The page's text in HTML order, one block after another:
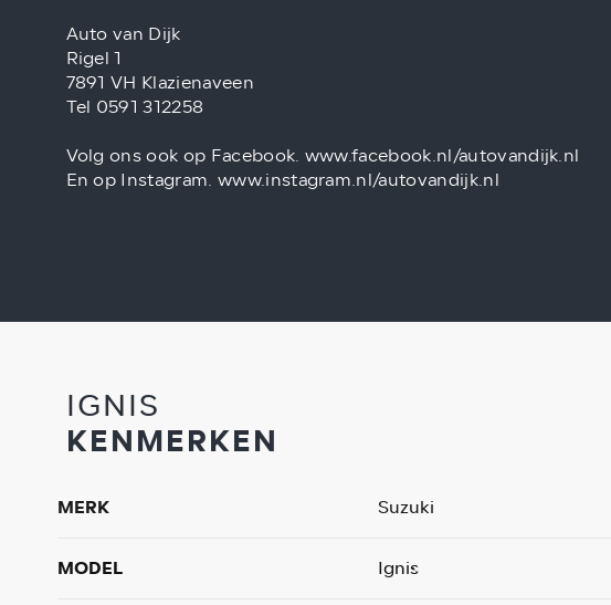
Auto van Dijk
Rigel 1
7891 VH Klazienaveen
Tel 0591 312258
Volg ons ook op Facebook. www.facebook.nl/autovandijk.nl
En op Instagram. www.instagram.nl/autovandijk.nl
IGNIS
KENMERKEN
MERK Suzuki
MODEL Ignis